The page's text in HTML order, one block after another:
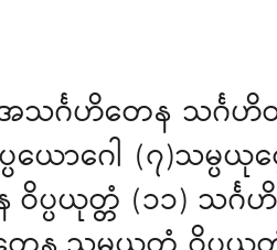
သင်္ဂဟိတေန သင်္ဂဟိ
ာဂေါ (၇)သမ္ပယုတ္
ဝိပ္ပယုတ္တံ (၁၁) သင်္